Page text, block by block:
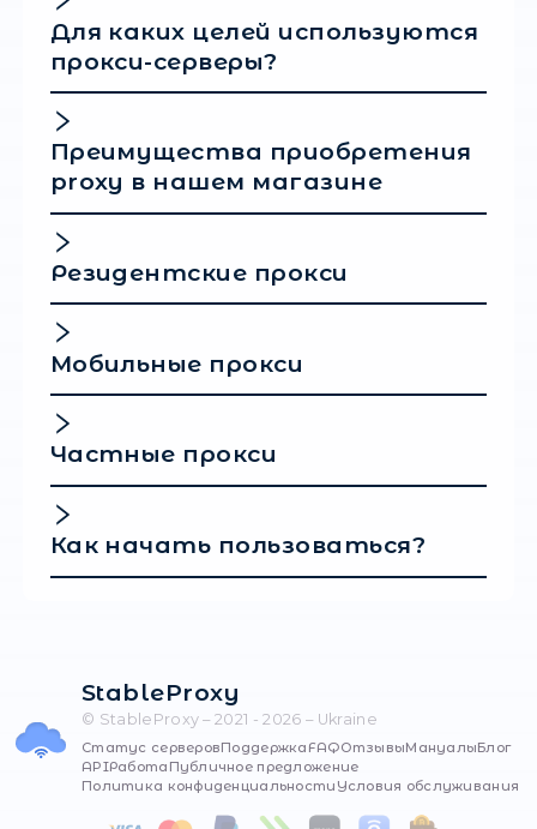
прокси можно анализировать наиболее
встречающиеся запросы пользователей
различных геолокаций. По итогам
продвижения.
Существуют различные типы прокси:
Резидентские (оптимальны для работы с
пользователями).
Ротационные (автоматически сменяют IP-
Дата-центры (это быстрые и доступные
надежный проксиможет стать
инструментом, способствующим
вопросы
Где купить прокси в
Выбор очевиден: stableproxy.com. У нас офис и